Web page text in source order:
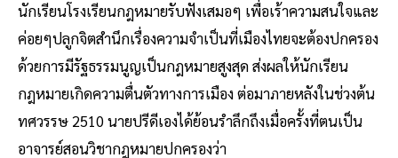
นักเรียนโรงเรียนกฎหมายรับฟังเสมอๆ เพื่อเร้าความสนใจและ
ค่อยๆปลูกจิตสำนึกเรื่องความจำเป็นที่เมืองไทยจะต้องปกครอง
ด้วยการมีรัฐธรรมนูญเป็นกฎหมายสูงสุด ส่งผลให้นักเรียน
กฎหมายเกิดความตื่นตัวทางการเมือง ต่อมาภายหลังในช่วงต้น
ทศวรรษ 2510 นายปรีดีเองได้ย้อนรำลึกถึงเมื่อครั้งที่ตนเป็น
อาจารย์สอนวิชากฎหมายปกครองว่า